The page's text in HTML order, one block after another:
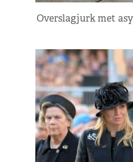
Overslagjurk met